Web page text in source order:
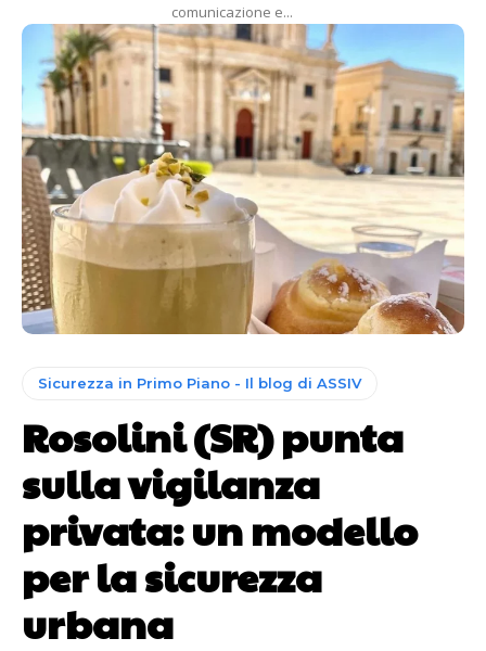
comunicazione e...
Sicurezza in Primo Piano - Il blog di ASSIV
Rosolini (SR) punta
sulla vigilanza
privata: un modello
per la sicurezza
urbana